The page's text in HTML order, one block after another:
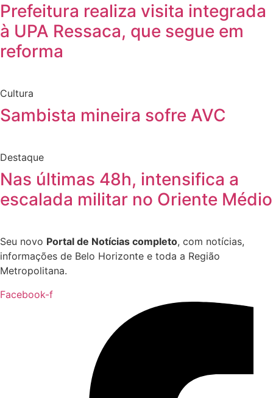
Prefeitura realiza visita integrada
à UPA Ressaca, que segue em
reforma
Cultura
Sambista mineira sofre AVC
Destaque
Nas últimas 48h, intensifica a
escalada militar no Oriente Médio
Seu novo Portal de Notícias completo, com notícias,
informações de Belo Horizonte e toda a Região
Metropolitana.
Facebook-f